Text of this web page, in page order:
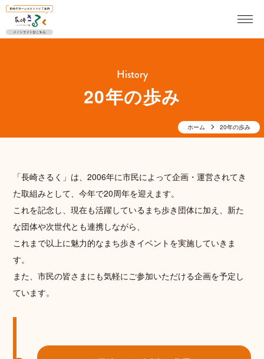
History
20年の歩み
ホーム 20年の歩み
「長崎さるく」は、2006年に市民によって企画・運営されてき
た取組みとして、今年で20周年を迎えます。
これを記念し、現在も活躍しているまち歩き団体に加え、新た
な団体や次世代とも連携しながら、
これまで以上に魅力的なまち歩きイベントを実施していきま
す。
また、市民の皆さまにも気軽にご参加いただける企画を予定し
ています。